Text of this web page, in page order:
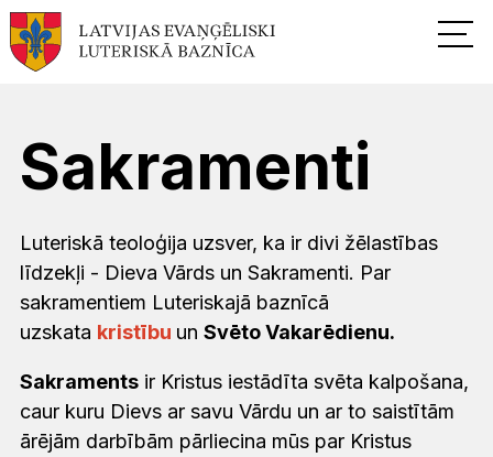
Sakramenti
Luteriskā teoloģija uzsver, ka ir divi žēlastības
līdzekļi - Dieva Vārds un Sakramenti. Par
sakramentiem Luteriskajā baznīcā
uzskata kristību un Svēto Vakarēdienu.
Sakraments ir Kristus iestādīta svēta kalpošana,
caur kuru Dievs ar savu Vārdu un ar to saistītām
ārējām darbībām pārliecina mūs par Kristus